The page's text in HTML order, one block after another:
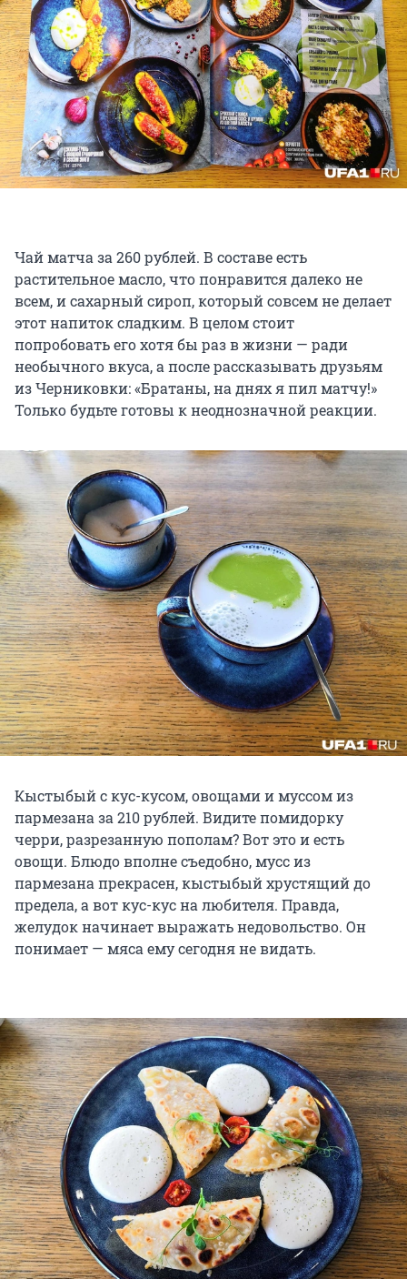
Чай матча за 260 рублей. В составе есть
растительное масло, что понравится далеко не
всем, и сахарный сироп, который совсем не делает
этот напиток сладким. В целом стоит
попробовать его хотя бы раз в жизни — ради
необычного вкуса, а после рассказывать друзьям
из Черниковки: «Братаны, на днях я пил матчу!»
Только будьте готовы к неоднозначной реакции.
Кыстыбый с кус-кусом, овощами и муссом из
пармезана за 210 рублей. Видите помидорку
черри, разрезанную пополам? Вот это и есть
овощи. Блюдо вполне съедобно, мусс из
пармезана прекрасен, кыстыбый хрустящий до
предела, а вот кус-кус на любителя. Правда,
желудок начинает выражать недовольство. Он
понимает — мяса ему сегодня не видать.